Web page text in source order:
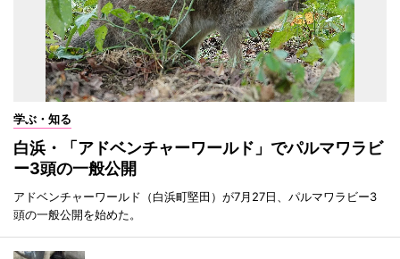
学ぶ・知る
白浜・「アドベンチャーワールド」でパルマワラビ
ー3頭の一般公開
アドベンチャーワールド（白浜町堅田）が7月27日、パルマワラビー3
頭の一般公開を始めた。